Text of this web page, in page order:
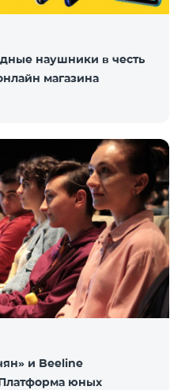
наушники в честь
магазина
и Beeline
юных